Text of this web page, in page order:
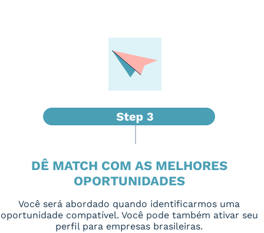
DÊ MATCH COM AS MELHORES
OPORTUNIDADES
Você será abordado quando identificarmos uma
oportunidade compatível. Você pode também ativar seu
perfil para empresas brasileiras.